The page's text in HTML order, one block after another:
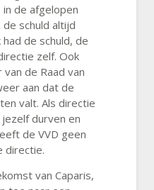
de afgelopen
schuld altijd
de schuld, de
zelf. Ook
de Raad van
aan dat de
valt. Als directie
durven en
de VVD geen
directie.
van Caparis,